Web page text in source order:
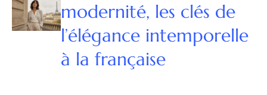
modernité, les clés de
l’élégance intemporelle
à la française